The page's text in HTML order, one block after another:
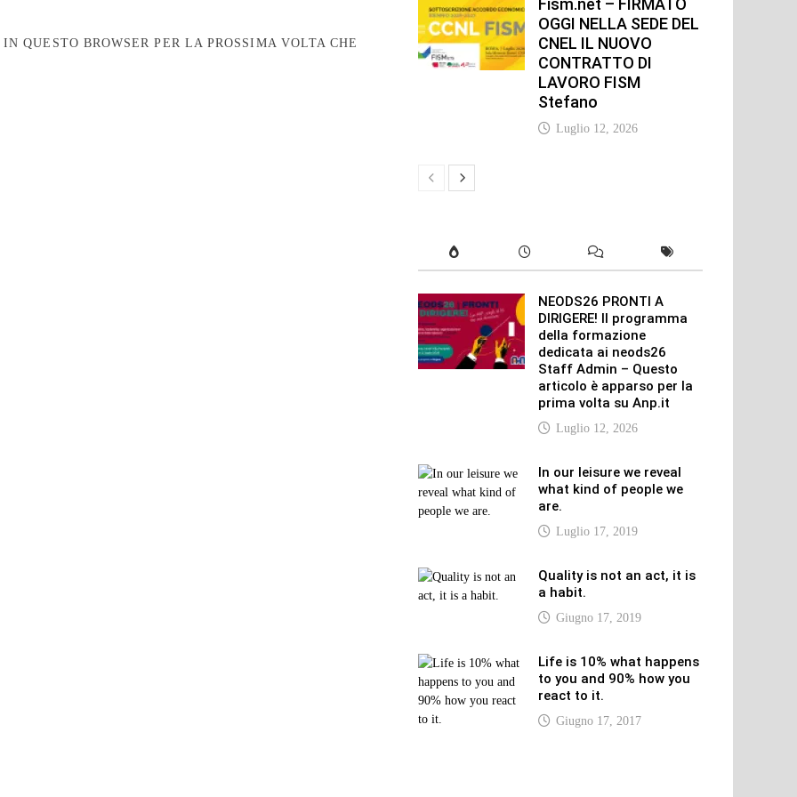
QUESTO BROWSER PER LA PROSSIMA VOLTA CHE
Fism.net – FIRMATO
OGGI NELLA SEDE DEL
CNEL IL NUOVO
CONTRATTO DI
LAVORO FISM
Stefano
Luglio 12, 2026
NEODS26 PRONTI A
DIRIGERE! Il programma
della formazione
dedicata ai neods26
Staff Admin – Questo
articolo è apparso per la
prima volta su Anp.it
Luglio 12, 2026
In our leisure we reveal
what kind of people we
are.
Luglio 17, 2019
Quality is not an act, it is
a habit.
Giugno 17, 2019
Life is 10% what happens
to you and 90% how you
react to it.
Giugno 17, 2017